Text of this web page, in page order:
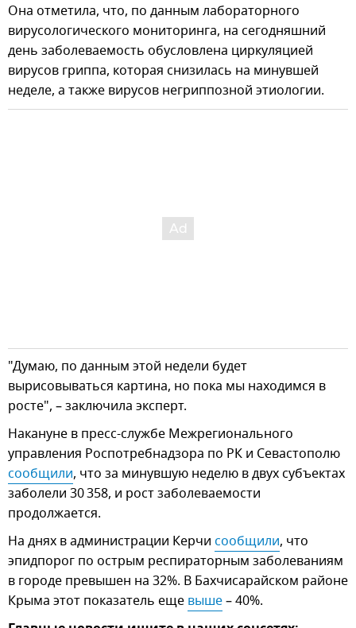
Она отметила, что, по данным лабораторного
вирусологического мониторинга, на сегодняшний
день заболеваемость обусловлена циркуляцией
вирусов гриппа, которая снизилась на минувшей
неделе, а также вирусов негриппозной этиологии.
"Думаю, по данным этой недели будет
вырисовываться картина, но пока мы находимся в
росте", – заключила эксперт.
Накануне в пресс-службе Межрегионального
управления Роспотребнадзора по РК и Севастополю
сообщили, что за минувшую неделю в двух субъектах
заболели 30 358, и рост заболеваемости
продолжается.
На днях в администрации Керчи сообщили, что
эпидпорог по острым респираторным заболеваниям
в городе превышен на 32%. В Бахчисарайском районе
Крыма этот показатель еще выше– 40%.